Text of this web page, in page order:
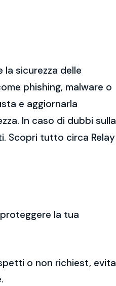
sicurezza delle
phishing, malware o
e aggiornarla
In caso di dubbi sulla
Scopri tutto circa Relay
la tua
o non richiest, evita